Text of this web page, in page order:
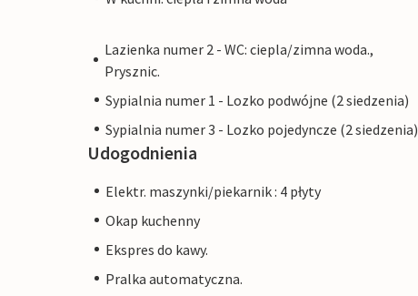
Lazienka numer 2 - WC: ciepla/zimna woda.,
Prysznic.
Sypialnia numer 1 - Lozko podwójne (2 siedzenia)
Sypialnia numer 3 - Lozko pojedyncze (2 siedzenia)
Udogodnienia
Elektr. maszynki/piekarnik : 4 płyty
Okap kuchenny
Ekspres do kawy.
Pralka automatyczna.